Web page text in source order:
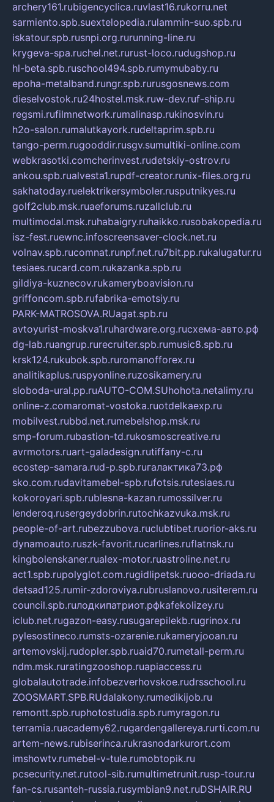
archery161.rubigencyclica.ruvlast16.rukorru.net
sarmiento.spb.suextelopedia.rulammin-suo.spb.ru
iskatour.spb.rusnpi.org.rurunning-line.ru
krygeva-spa.ruchel.net.rurust-loco.rudugshop.ru
hl-beta.spb.ruschool494.spb.rumymubaby.ru
epoha-metalband.rungr.spb.rurusgosnews.com
dieselvostok.ru24hostel.msk.ruw-dev.ruf-ship.ru
regsmi.rufilmnetwork.rumalinasp.rukinosvin.ru
h2o-salon.rumalutkayork.rudeltaprim.spb.ru
tango-perm.rugooddir.rusgv.sumultiki-online.com
webkrasotki.comcherinvest.rudetskiy-ostrov.ru
ankou.spb.rualvesta1.rupdf-creator.runix-files.org.ru
sakhatoday.ruelektrikersymboler.rusputnikyes.ru
golf2club.msk.ruaeforums.ruzallclub.ru
multimodal.msk.ruhabaigry.ruhaikko.rusobakopedia.ru
isz-fest.ruewnc.infoscreensaver-clock.net.ru
volnav.spb.rucomnat.runpf.net.ru7bit.pp.rukalugatur.ru
tesiaes.rucard.com.rukazanka.spb.ru
gildiya-kuznecov.rukameryboavision.ru
griffoncom.spb.rufabrika-emotsiy.ru
PARK-MATROSOVA.RUagat.spb.ru
avtoyurist-moskva1.ruhardware.org.ruсхема-авто.рф
dg-lab.ruangrup.rurecruiter.spb.rumusic8.spb.ru
krsk124.rukubok.spb.ruromanofforex.ru
analitikaplus.ruspyonline.ruzosikamery.ru
sloboda-ural.pp.ruAUTO-COM.SUhohota.netalimy.ru
online-z.comaromat-vostoka.ruotdelkaexp.ru
mobilvest.rubbd.net.rumebelshop.msk.ru
smp-forum.rubastion-td.rukosmoscreative.ru
avrmotors.ruart-galadesign.rutiffany-c.ru
ecostep-samara.rud-p.spb.ruгалактика73.рф
sko.com.rudavitamebel-spb.rufotsis.rutesiaes.ru
kokoroyari.spb.rublesna-kazan.rumossilver.ru
lenderoq.rusergeydobrin.rutochkazvuka.msk.ru
people-of-art.rubezzubova.ruclubtibet.ruorior-aks.ru
dynamoauto.ruszk-favorit.rucarlines.ruflatnsk.ru
kingbolenskaner.rualex-motor.ruastroline.net.ru
act1.spb.rupolyglot.com.rugidlipetsk.ruooo-driada.ru
detsad125.rumir-zdoroviya.rubruslanovo.rusiterem.ru
council.spb.ruлодкипатриот.рфkafekolizey.ru
iclub.net.rugazon-easy.rusugarepilekb.rugrinox.ru
pylesostineco.rumsts-ozarenie.rukameryjooan.ru
artemovskij.rudopler.spb.ruaid70.rumetall-perm.ru
ndm.msk.ruratingzooshop.ruapiaccess.ru
globalautotrade.infobezverhovskoe.rudrsschool.ru
ZOOSMART.SPB.RUdalakony.rumedikijob.ru
remontt.spb.ruphotostudia.spb.rumyragon.ru
terramia.ruacademy62.rugardengallereya.rurti.com.ru
artem-news.rubiserinca.rukrasnodarkurort.com
imshowtv.rumebel-v-tule.rumobtopik.ru
pcsecurity.net.rutool-sib.rumultimetrunit.rusp-tour.ru
fan-cs.rusanteh-russia.rusymbian9.net.ruDSHAIR.RU